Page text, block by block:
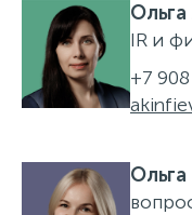
IR и
+7